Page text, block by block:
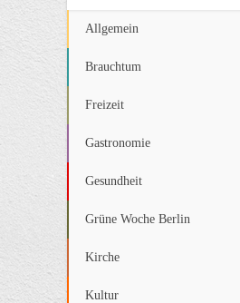
Allgemein
Brauchtum
Freizeit
Gastronomie
Gesundheit
Grüne Woche Berlin
Kirche
Kultur